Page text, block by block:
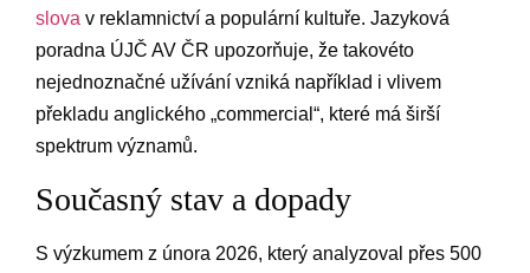
slova v reklamnictví a⁤ populární kultuře. Jazyková
poradna ÚJČ AV ČR upozorňuje, ⁢že‍ takovéto
nejednoznačné užívání​ vzniká například ⁤i vlivem
⁣překladu anglického „commercial“, které má širší
spektrum významů.
Současný stav a dopady
S ‌výzkumem z února 2026, který analyzoval ⁤přes 500